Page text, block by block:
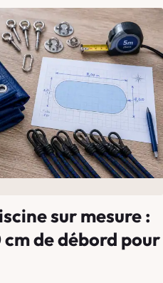
sur mesure :
cm de débord pour